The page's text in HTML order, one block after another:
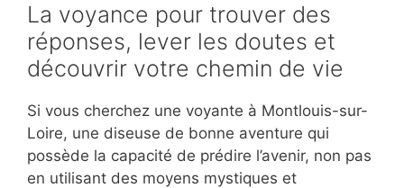
La voyance pour trouver des
réponses, lever les doutes et
découvrir votre chemin de vie
Si vous cherchez une voyante à Montlouis-sur-
Loire, une diseuse de bonne aventure qui
possède la capacité de prédire l’avenir, non pas
en utilisant des moyens mystiques et